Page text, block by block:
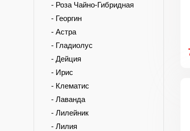
- Роза Чайно-Гибридная
- Георгин
- Астра
- Гладиолус
- Дейция
- Ирис
- Клематис
- Лаванда
- Лилейник
- Лилия